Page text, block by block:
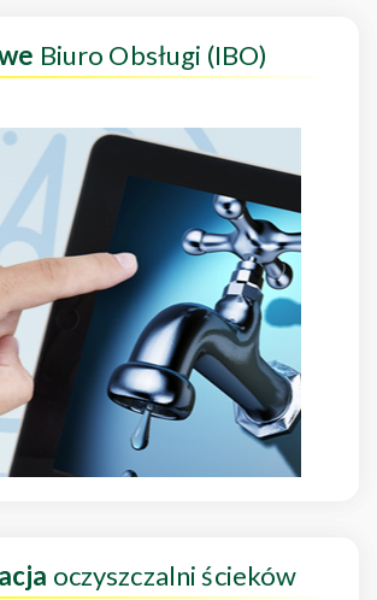
Biuro Obsługi (IBO)
oczyszczalni ścieków